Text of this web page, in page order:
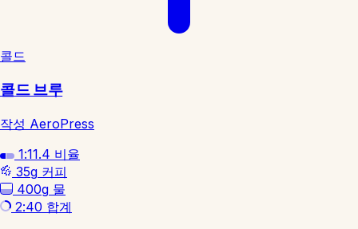
콜드
콜드 브루
작성 AeroPress
1:11.4 비율
35g 커피
400g 물
2:40 합계